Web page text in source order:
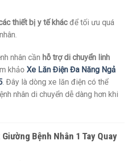
thiết bị y tế khácđể tối ưu quá
nhân cần hỗ trợ di chuyển linh
khảo Xe Lăn Điện Đa Năng Ngả
. Đây là dòng xe lăn điện có thể
nhân di chuyển dễ dàng hơn khi
Bệnh Nhân 1 Tay Quay